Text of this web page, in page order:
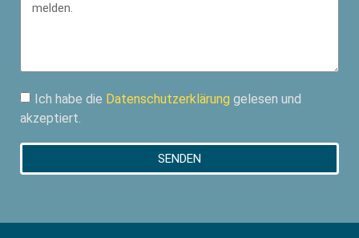
Ich habe die Datenschutzerklärung gelesen und
akzeptiert.
SENDEN